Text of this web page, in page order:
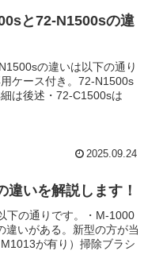
と72-N1500sの違
の違いは以下の通り
ケース付き。72-N1500s
は後述・72-C1500sは
2025.09.24
違いを解説します！
下の通りです。・M-1000
違いがある。新型の方が当
が有り）掃除ブラシ